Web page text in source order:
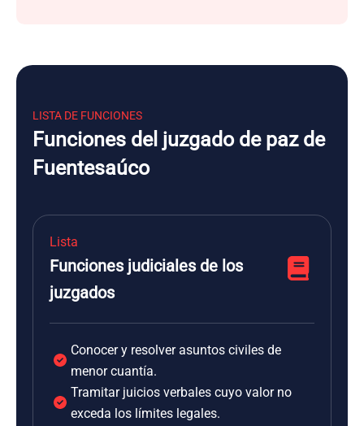
LISTA DE FUNCIONES
Funciones del juzgado de paz de
Fuentesaúco
Lista
Funciones judiciales de los
juzgados
Conocer y resolver asuntos civiles de
menor cuantía.
Tramitar juicios verbales cuyo valor no
exceda los límites legales.